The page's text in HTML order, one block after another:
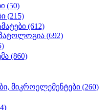
(50)
(215)
(612)
(692)
(860)
მიკროელემენტები (260)